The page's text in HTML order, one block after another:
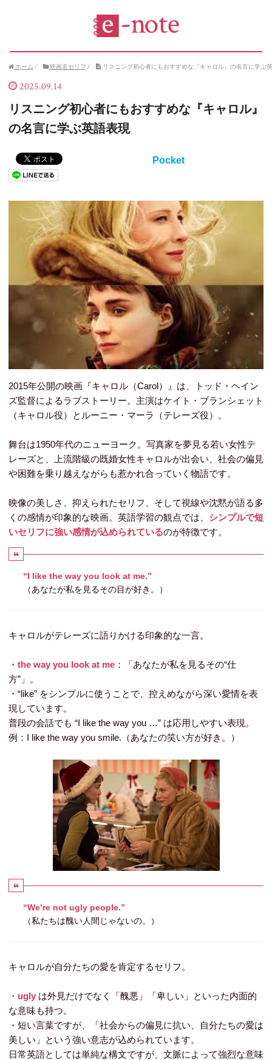
ホーム / 映画名セリフ / リスニング初心者にもおすすめな『キャロル』の名言に学ぶ
2025.09.14
リスニング初心者にもおすすめな『キャロル』
の名言に学ぶ英語表現
Pocket
2015年公開の映画『キャロル（Carol）』は、トッド・ヘイン
ズ監督によるラブストーリー。主演はケイト・ブランシェット
（キャロル役）とルーニー・マーラ（テレーズ役）。
舞台は1950年代のニューヨーク。写真家を夢見る若い女性テ
レーズと、上流階級の既婚女性キャロルが出会い、社会の偏見
や困難を乗り越えながらも惹かれ合っていく物語です。
映像の美しさ、抑えられたセリフ、そして視線や沈黙が語る多
くの感情が印象的な映画。英語学習の観点では、 シンプルで短
いセリフに強い感情が込められているのが特徴です。
“I like the way you look at me.”
（あなたが私を見るその目が好き。）
キャロルがテレーズに語りかける印象的な一言。
・ the way you look at me ：「あなたが私を見るその“仕
方”」。
・“like” をシンプルに使うことで、控えめながら深い愛情を表
現しています。
普段の会話でも “I like the way you …” は応用しやすい表現。
例： I like the way you smile. （あなたの笑い方が好き。）
“We’re not ugly people.”
（私たちは醜い人間じゃないの。）
キャロルが自分たちの愛を肯定するセリフ。
・ ugly は外見だけでなく「醜悪」「卑しい」といった内面的
な意味も持つ。
・短い言葉ですが、「社会からの偏見に抗い、自分たちの愛は
美しい」という強い意志が込められています。
日常英語としては単純な構文ですが、文脈によって強烈な意味